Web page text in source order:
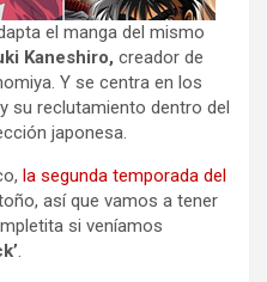
el manga del mismo
Kaneshiro, creador de
Y se centra en los
su reclutamiento dentro del
japonesa.
la segunda temporada del
así que vamos a tener
si veníamos
.